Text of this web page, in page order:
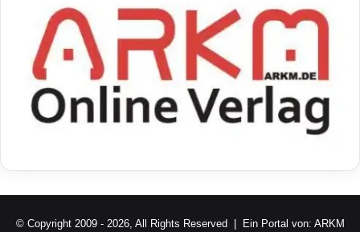
© Copyright 2009 - 2026, All Rights Reserved | Ein Portal von: ARKM